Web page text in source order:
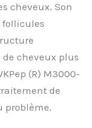
cheveux. Son
follicules
cheveux plus
(R) M3000-
de
problème.